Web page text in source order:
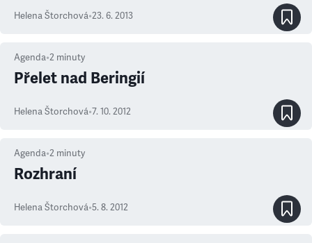
Helena Štorchová•23. 6. 2013
Agenda•2 minuty
Přelet nad Beringií
Helena Štorchová•7. 10. 2012
Agenda•2 minuty
Rozhraní
Helena Štorchová•5. 8. 2012